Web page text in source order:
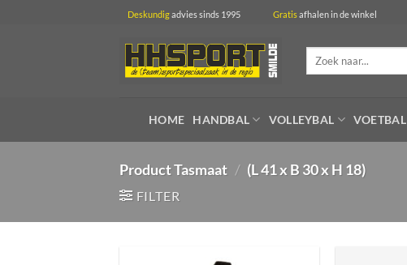
Deskundig advies sinds 1995 Gratis afhalen in de winkel
Zoeken
HOME HANDBAL VOLLEYBAL VOETBAL
Product Tasmaat / (L 41 x B 30 x H 18)
FILTER